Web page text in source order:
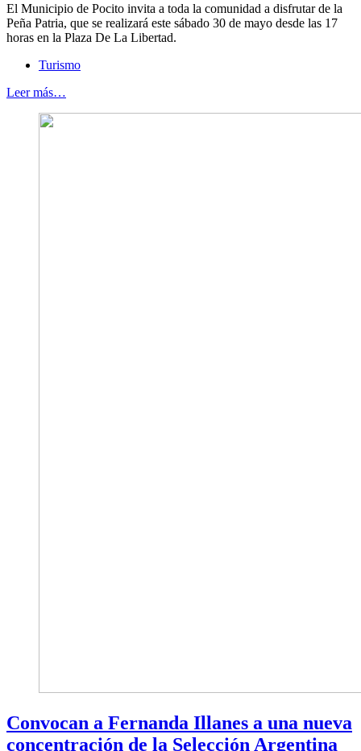
El Municipio de Pocito invita a toda la comunidad a disfrutar de la
Peña Patria, que se realizará este sábado 30 de mayo desde las 17
horas en la Plaza De La Libertad.
Turismo
Leer más…
Convocan a Fernanda Illanes a una nueva
concentración de la Selección Argentina